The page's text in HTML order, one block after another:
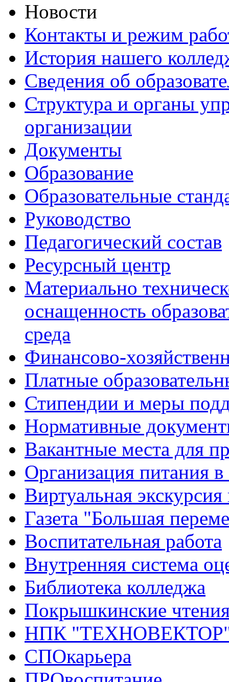
Новости
Контакты и режим
История нашего
Сведения об
Структура и органы
организации
Документы
Образование
Образовательные
Руководство
Педагогический состав
Ресурсный центр
Материально
оснащенность
среда
Финансово-
Платные
Стипендии и меры
Нормативные
Вакантные места для
Организация питания в
Виртуальная
Газета "Большая
Воспитательная работа
Внутренняя система
Библиотека колледжа
Покрышкинские
НПК
СПОкарьера